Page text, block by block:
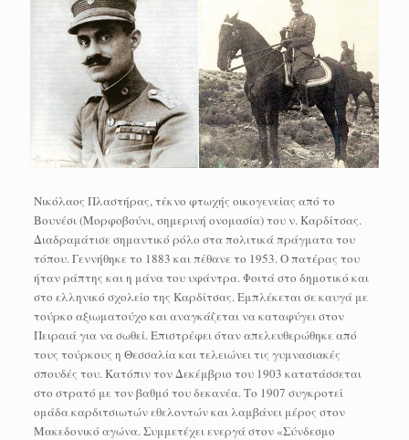
Νικόλαος Πλαστήρας, τέκνο φτωχής οικογενείας από το
Βουνέσι (Μορφοβούνι, σημερινή ονομασία) του ν. Καρδίτσας.
Διαδραμάτισε σημαντικό ρόλο στα πολιτικά πράγματα του
τόπου. Γεννήθηκε το 1883 και πέθανε το 1953. Ο πατέρας του
ήταν ράπτης και η μάνα του υφάντρα. Φοιτά στο δημοτικό και
στο ελληνικό σχολείο της Καρδίτσας. Εμπλέκεται σε καυγά με
τούρκο αξιωματούχο και αναγκάζεται να καταφύγει στον
Πειραιά για να σωθεί. Επιστρέφει όταν απελευθερώθηκε από
τους τούρκους η Θεσσαλία και τελειώνει τις γυμνασιακές
σπουδές του. Κατόπιν τον Δεκέμβριο του 1903 κατατάσσεται
στο στρατό με τον βαθμό του δεκανέα. Το 1907 συγκροτεί
ομάδα καρδιτσιωτών εθελοντών και λαμβάνει μέρος στον
Μακεδονικό αγώνα. Συμμετέχει ενεργά στον «Σύνδεσμο